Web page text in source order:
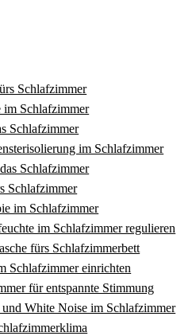
Schlafzimmer
im Schlafzimmer
Schlafzimmer
im Schlafzimmer
Schlafzimmer
Schlafzimmer
im Schlafzimmer
im Schlafzimmer regulieren
fürs Schlafzimmerbett
Schlafzimmer einrichten
für entspannte Stimmung
und White Noise im Schlafzimmer